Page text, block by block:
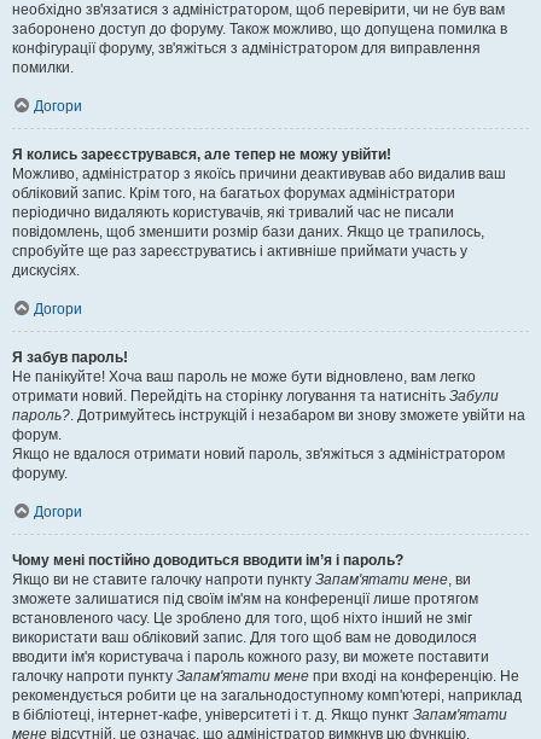
необхідно зв'язатися з адміністратором, щоб перевірити, чи не був вам
заборонено доступ до форуму. Також можливо, що допущена помилка в
конфігурації форуму, зв'яжіться з адміністратором для виправлення
помилки.
Догори
Я колись зареєструвався, але тепер не можу увійти!
Можливо, адміністратор з якоїсь причини деактивував або видалив ваш
обліковий запис. Крім того, на багатьох форумах адміністратори
періодично видаляють користувачів, які тривалий час не писали
повідомлень, щоб зменшити розмір бази даних. Якщо це трапилось,
спробуйте ще раз зареєструватись і активніше приймати участь у
дискусіях.
Догори
Я забув пароль!
Не панікуйте! Хоча ваш пароль не може бути відновлено, вам легко
отримати новий. Перейдіть на сторінку логування та натисніть Забули
пароль?. Дотримуйтесь інструкцій і незабаром ви знову зможете увійти на
форум.
Якщо не вдалося отримати новий пароль, зв'яжіться з адміністратором
форуму.
Догори
Чому мені постійно доводиться вводити ім’я і пароль?
Якщо ви не ставите галочку напроти пункту Запам'ятати мене, ви
зможете залишатися під своїм ім'ям на конференції лише протягом
встановленого часу. Це зроблено для того, щоб ніхто інший не зміг
використати ваш обліковий запис. Для того щоб вам не доводилося
вводити ім'я користувача і пароль кожного разу, ви можете поставити
галочку напроти пункту Запам'ятати мене при вході на конференцію. Не
рекомендується робити це на загальнодоступному комп'ютері, наприклад
в бібліотеці, інтернет-кафе, університеті і т. д. Якщо пункт Запам'ятати
мене відсутній, це означає, що адміністратор вимкнув цю функцію.